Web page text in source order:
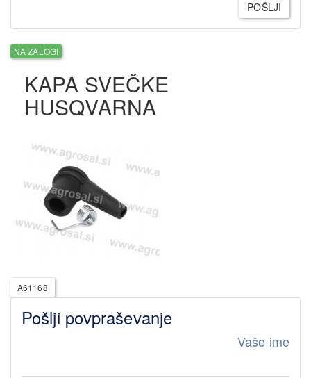
POŠLJI
NA ZALOGI
KAPA SVEČKE
HUSQVARNA
A61168
Pošlji povpraševanje
Vaše ime